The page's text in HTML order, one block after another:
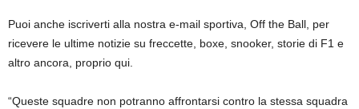
Puoi anche iscriverti alla nostra e-mail sportiva, Off the Ball, per
ricevere le ultime notizie su freccette, boxe, snooker, storie di F1 e
altro ancora, proprio qui.
“Queste squadre non potranno affrontarsi contro la stessa squadra